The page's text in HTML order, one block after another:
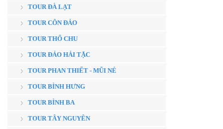
TOUR ĐÀ LẠT
TOUR CÔN ĐẢO
TOUR THỔ CHU
TOUR ĐẢO HẢI TẶC
TOUR PHAN THIẾT - MŨI NÉ
TOUR BÌNH HƯNG
TOUR BÌNH BA
TOUR TÂY NGUYÊN